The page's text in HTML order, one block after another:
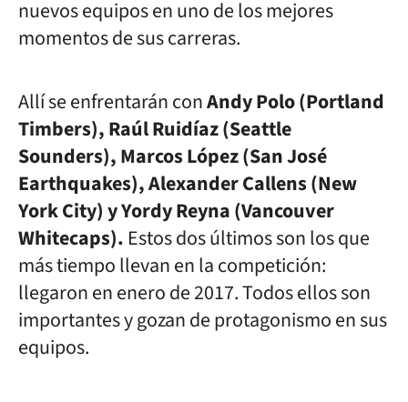
nuevos equipos en uno de los mejores
momentos de sus carreras.
Allí se enfrentarán conAndy Polo (Portland
Timbers), Raúl Ruidíaz (Seattle
Sounders), Marcos López (San José
Earthquakes), Alexander Callens (New
York City) yYordy Reyna (Vancouver
Whitecaps). Estos dos últimos son los que
más tiempo llevan en la competición:
llegaron en enero de 2017.Todos ellos son
importantes y gozan de protagonismo en sus
equipos.